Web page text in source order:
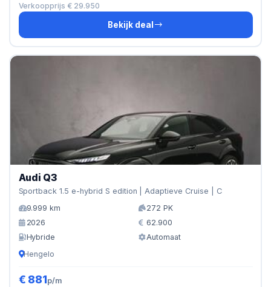
Verkoopprijs € 29.950
Bekijk deal
Audi Q3
Sportback 1.5 e-hybrid S edition | Adaptieve Cruise | C
9.999 km
272 PK
2026
62.900
Hybride
Automaat
Hengelo
€ 881p/m